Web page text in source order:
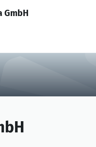
Anmelden
GmbH